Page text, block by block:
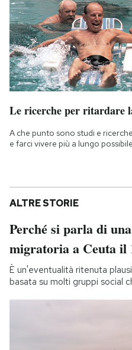
Le ricerche per ritardare
A che punto sono studi e
e farci vivere più a lungo possibile
ALTRE STORIE
Perché si parla di
migratoria a Ceuta il
È un'eventualità ritenuta
basata su molti gruppi social